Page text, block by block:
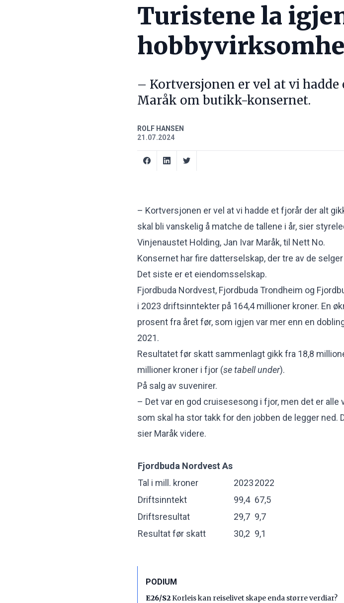
Turistene la
– Kortversjonen er vel at vi
Maråk om butikk-konsernet.
ROLF HANSEN
21.07.2024
– Kortversjonen er vel at vi hadde et fjorår der alt
skal bli vanskelig å matche de tallene i år, sier
Vinjenaustet Holding, Jan Ivar Maråk, til Nett No.
Konsernet har fire datterselskap, der tre av de
Det siste er et eiendomsselskap.
Fjordbuda Nordvest, Fjordbuda Trondheim og
i 2023 driftsinntekter på 164,4 millioner kroner. En
prosent fra året før, som igjen var mer enn en
2021.
Resultatet før skatt sammenlagt gikk fra 18,8
millioner kroner i fjor (se tabell under).
På salg av suvenirer.
– Det var en god cruisesesong i fjor, men det er alle
som skal ha stor takk for den jobben de legger ned.
sier Maråk videre.
Fjordbuda Nordvest As
Tal i mill. kroner
20232022
Driftsinntekt
99,4 67,5
Driftsresultat
29,7 9,7
Resultat før skatt
30,2 9,1
PODIUM
E26/S2Korleis kan reiselivet skape enda større verdiar?